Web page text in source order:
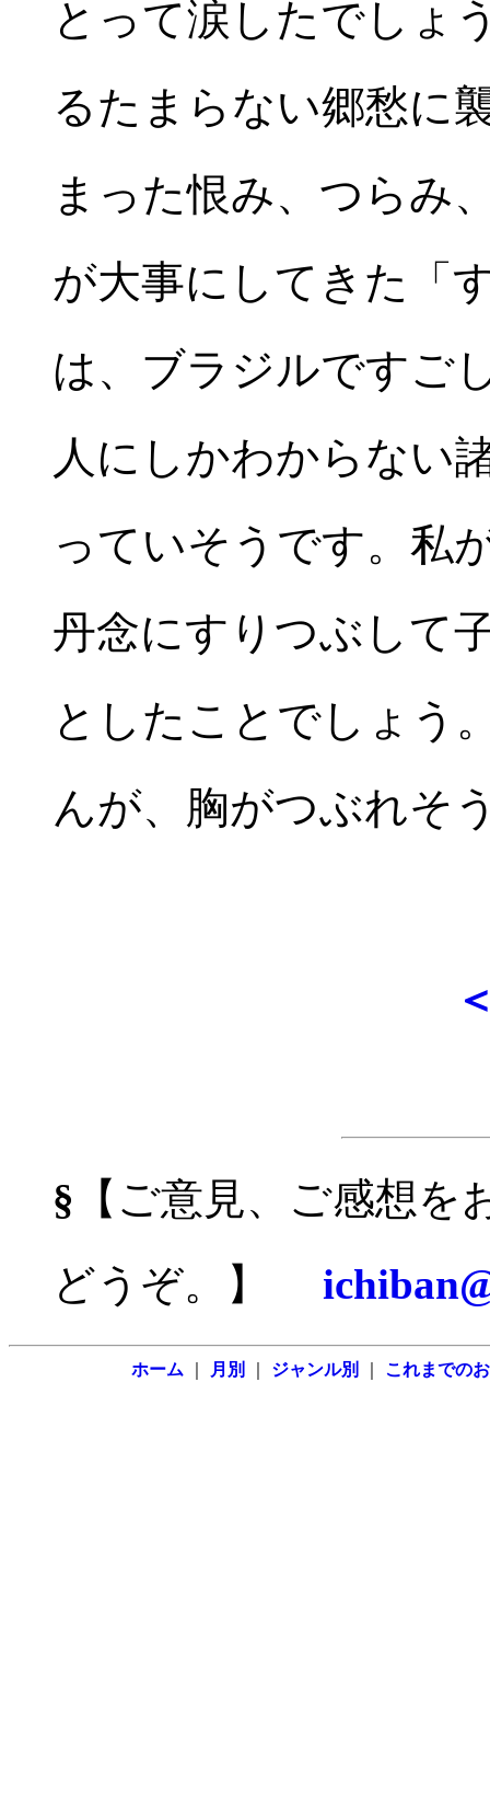
とって涙したでしょ
るたまらない郷愁に
まった恨み、つらみ
が大事にしてきた「
は、ブラジルですご
人にしかわからない
っていそうです。私
丹念にすりつぶして
としたことでしょう
んが、胸がつぶれ
§ 【ご意見、ご感想
どうぞ。】
ホーム 月別 ジャンル別 これまでの